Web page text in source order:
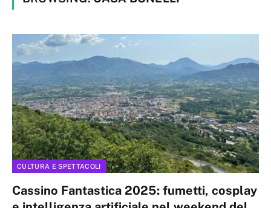
CULTURA E SPETTACOLI
Cassino Fantastica 2025: fumetti, cosplay